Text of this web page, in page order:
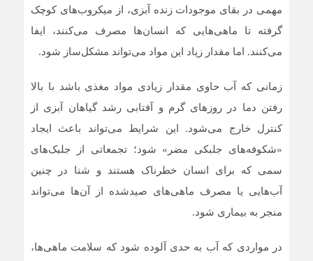
مهمی در بقای موجودات زنده آبزی، از میکروب‌های کوچک
گرفته تا ماهی‌هایی که انسان‌ها مصرف می‌کنند، ایفا
می‌کنند. اما مقدار زیاد این مواد می‌تواند مشکل‌ساز شود.
زمانی که آب حاوی مقدار زیادی مواد مغذی باشد با بالا
رفتن دما در روزهای گرم و آفتابی رشد گیاهان آبزی از
کنترل خارج می‌شود. این شرایط می‌تواند باعث ایجاد
«شکوفه‌های جلبکی مضر» شود؛ تجمعاتی از جلبک‌های
سمی که برای انسان خطرناک هستند و شنا در چنین
آب‌هایی یا مصرف ماهی‌های صیدشده از آن‌ها می‌تواند
منجر به بیماری شود.
در مواردی که آب به حدی آلوده شود که سلامت ماهی‌ها،